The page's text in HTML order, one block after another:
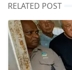
RELATED POST